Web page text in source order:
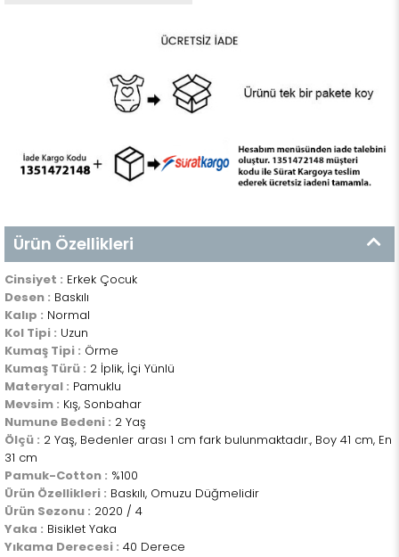
Ürün Özellikleri
Cinsiyet : Erkek Çocuk
Desen : Baskılı
Kalıp : Normal
Kol Tipi : Uzun
Kumaş Tipi : Örme
Kumaş Türü : 2 İplik, İçi Yünlü
Materyal : Pamuklu
Mevsim : Kış, Sonbahar
Numune Bedeni : 2 Yaş
Ölçü : 2 Yaş, Bedenler arası 1 cm fark bulunmaktadır., Boy 41 cm, En
31 cm
Pamuk-Cotton : %100
Ürün Özellikleri : Baskılı, Omuzu Düğmelidir
Ürün Sezonu : 2020 / 4
Yaka : Bisiklet Yaka
Yıkama Derecesi : 40 Derece